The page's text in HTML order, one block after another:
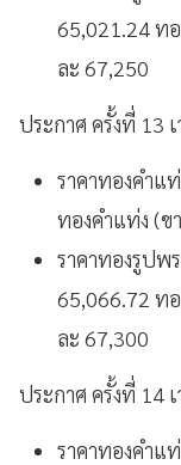
65,021.24 ท
ละ 67,250
ประกาศ ครั้งที่ 13
ราคาทองคำแ
ทองคำแท่ง (ข
ราคาทองรูปพ
65,066.72 ท
ละ 67,300
ประกาศ ครั้งที่ 14
ราคาทองคำแ